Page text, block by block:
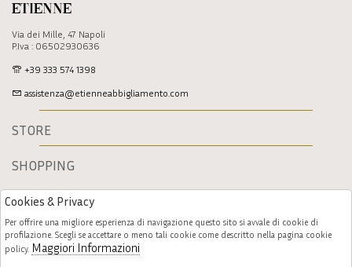
Etienne
Via dei Mille, 47 Napoli
P.Iva : 06502930636
+39 333 574 1398
assistenza@etienneabbigliamento.com
STORE
SHOPPING
Cookies & Privacy
Per offrire una migliore esperienza di navigazione questo sito si avvale di cookie di
profilazione. Scegli se accettare o meno tali cookie come descritto nella pagina cookie
policy. Maggiori Informazioni